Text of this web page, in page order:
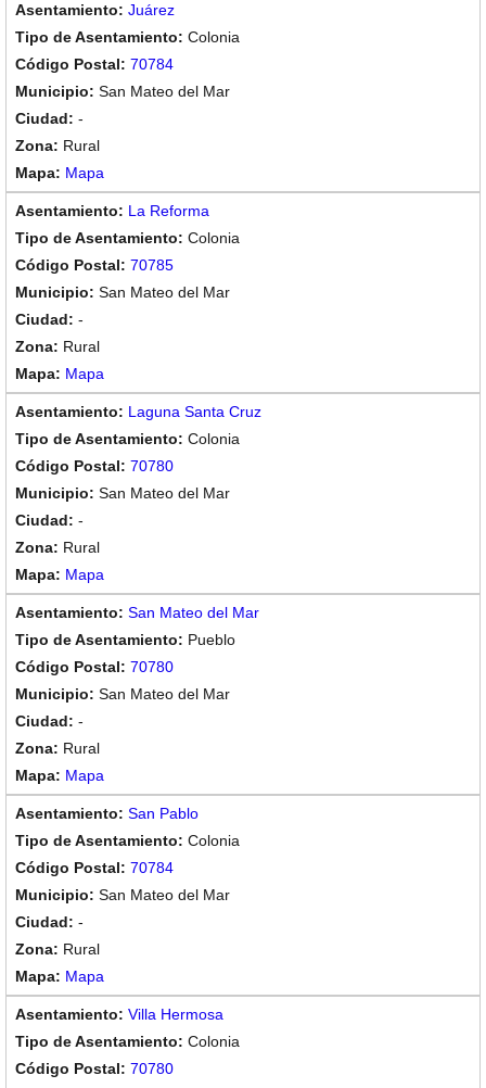
Juárez
Colonia
70784
San Mateo del Mar
-
Rural
Mapa
La Reforma
Colonia
70785
San Mateo del Mar
-
Rural
Mapa
Laguna Santa Cruz
Colonia
70780
San Mateo del Mar
-
Rural
Mapa
San Mateo del Mar
Pueblo
70780
San Mateo del Mar
-
Rural
Mapa
San Pablo
Colonia
70784
San Mateo del Mar
-
Rural
Mapa
Villa Hermosa
Colonia
70780